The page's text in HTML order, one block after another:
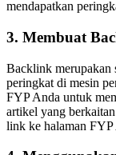
mendapatkan
3. Membuat
Backlink merupakan
peringkat di mesin
FYP Anda untuk
artikel yang
link ke halaman FYP